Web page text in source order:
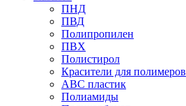
ПНД
ПВД
Полипропилен
ПВХ
Полистирол
Красители для полимеров
АВС пластик
Полиамиды